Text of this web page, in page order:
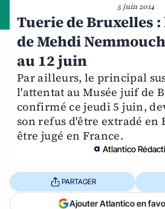
5 juin 2014
Tuerie de Bruxelles
de Mehdi
au 12 juin
Par ailleurs, le principal
l'attentat au Musée juif de
confirmé ce jeudi 5 juin,
son refus d'être extradé en
être jugé en France.
Atlantico
PARTAGER
Ajouter Atlantico en